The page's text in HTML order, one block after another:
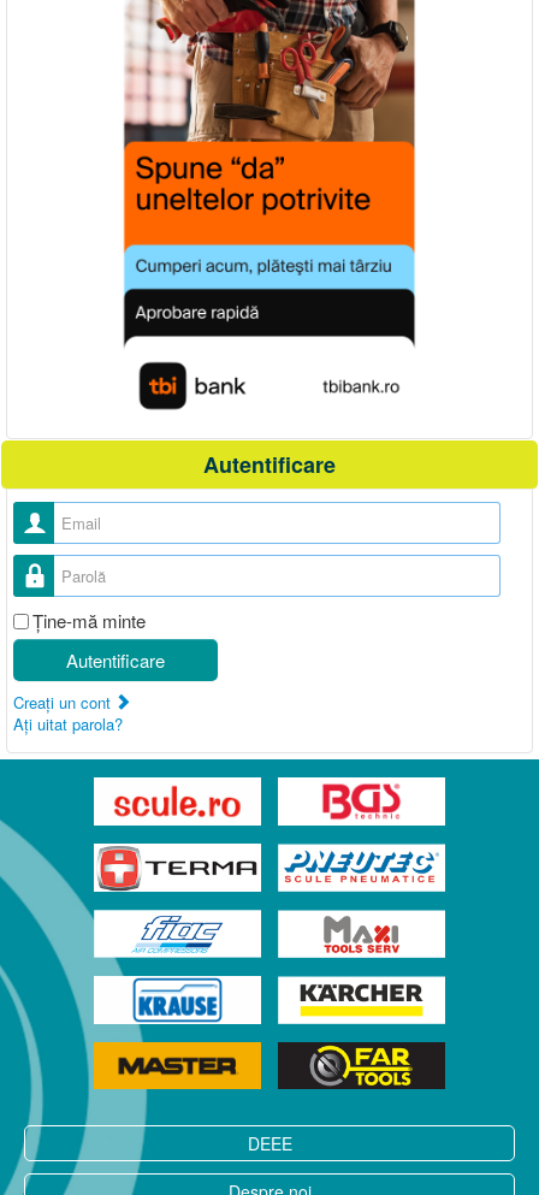
Autentificare
Nume utilizator
Parolă
Ţine-mă minte
Autentificare
Creaţi un cont
Aţi uitat parola?
DEEE